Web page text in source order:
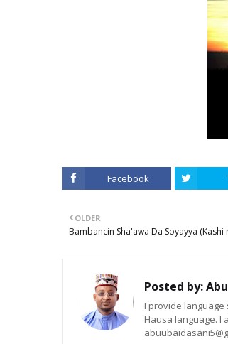
Facebook
OLDER
Bambancin Sha'awa Da Soyayya (Kashi
Posted by:
I provide
Hausa language. I